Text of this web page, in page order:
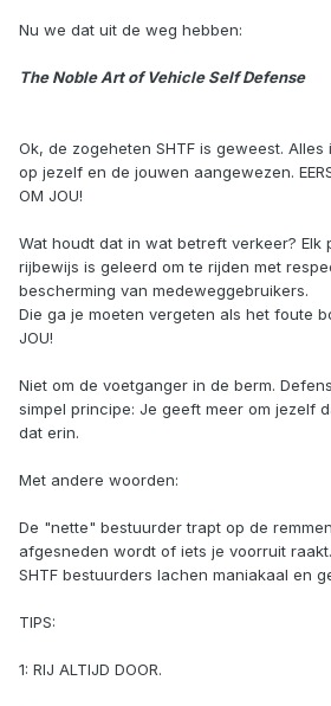
Nu we dat uit de weg hebben:
The Noble Art of Vehicle Self Defense
Ok, de zogeheten SHTF is geweest.
op jezelf en de jouwen aangewezen.
OM JOU!
Wat houdt dat in wat betreft verkeer? Elk
rijbewijs is geleerd om te rijden met
bescherming van medeweggebruikers.
Die ga je moeten vergeten als het foute
JOU!
Niet om de voetganger in de berm.
simpel principe: Je geeft meer om jezelf
dat erin.
Met andere woorden:
De "nette" bestuurder trapt op de
afgesneden wordt of iets je voorruit raakt.
SHTF bestuurders lachen maniakaal en
TIPS:
1: RIJ ALTIJD DOOR.